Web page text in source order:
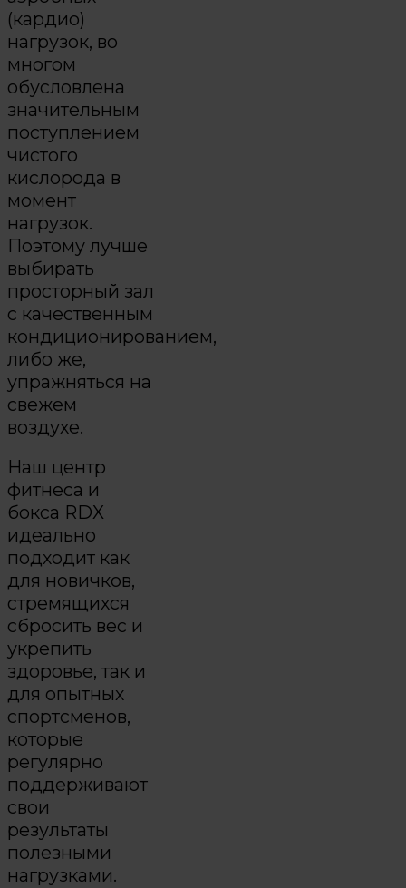
(кардио)
нагрузок, во
многом
обусловлена
значительным
поступлением
чистого
кислорода в
момент
нагрузок.
Поэтому лучше
выбирать
просторный зал
с качественным
кондиционированием,
либо же,
упражняться на
свежем
воздухе.
Наш центр
фитнеса и
бокса RDX
идеально
подходит как
для новичков,
стремящихся
сбросить вес и
укрепить
здоровье, так и
для опытных
спортсменов,
которые
регулярно
поддерживают
свои
результаты
полезными
нагрузками.